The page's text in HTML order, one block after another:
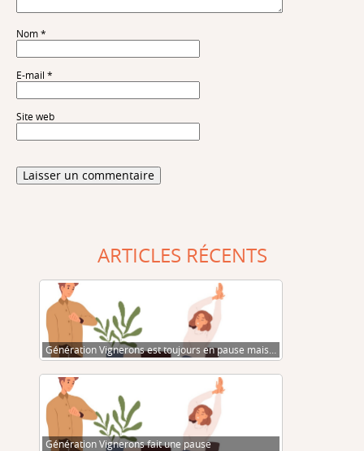
Nom *
E-mail *
Site web
ARTICLES RÉCENTS
Génération Vignerons est toujours en pause mais…
Génération Vignerons fait une pause